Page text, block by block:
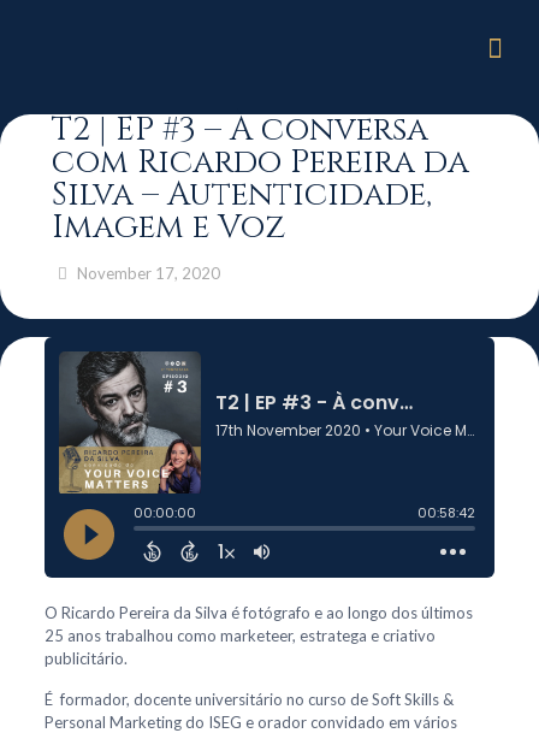
T2 | EP #3 – À conversa
com Ricardo Pereira da
Silva – Autenticidade,
Imagem e Voz
November 17, 2020
O Ricardo Pereira da Silva é fotógrafo e ao longo dos últimos
25 anos trabalhou como marketeer, estratega e criativo
publicitário.
É formador, docente universitário no curso de Soft Skills &
Personal Marketing do ISEG e orador convidado em vários